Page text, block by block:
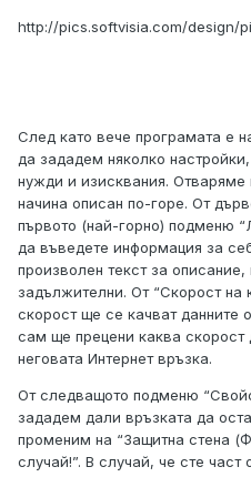
http://pics.softvisia.com/design/
След като вече програмата е
да зададем няколко
нужди и изисквания. Отваряме
начина описан по-горе. От
първото (най-горно) подменю
да въведете информация за
произволен текст за
задължителни. От “Скорост на
скорост ще се качват данните
сам ще прецени каква скорост
неговата Интернет връзка.
От следващото подменю
зададем дали връзката да
променим на “Защитна стена
случай!”. В случай, че сте